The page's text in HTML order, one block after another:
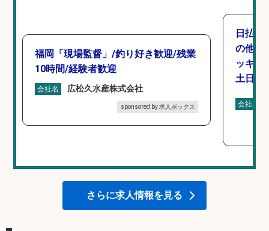
福岡「現場監督」/釣り好き歓迎/残業
10時間/経験者歓迎
会社名 広松久水産株式会社
sponsored by 求人ボックス
日払い
の他/
ッキン
土日休
会社名
さらに求人情報を見る